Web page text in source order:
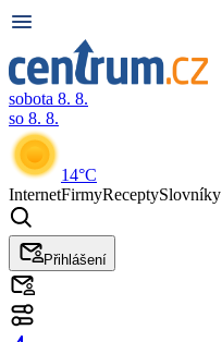
sobota 8. 8.
so 8. 8.
14°C
InternetFirmyReceptySlovníky
Přihlášení